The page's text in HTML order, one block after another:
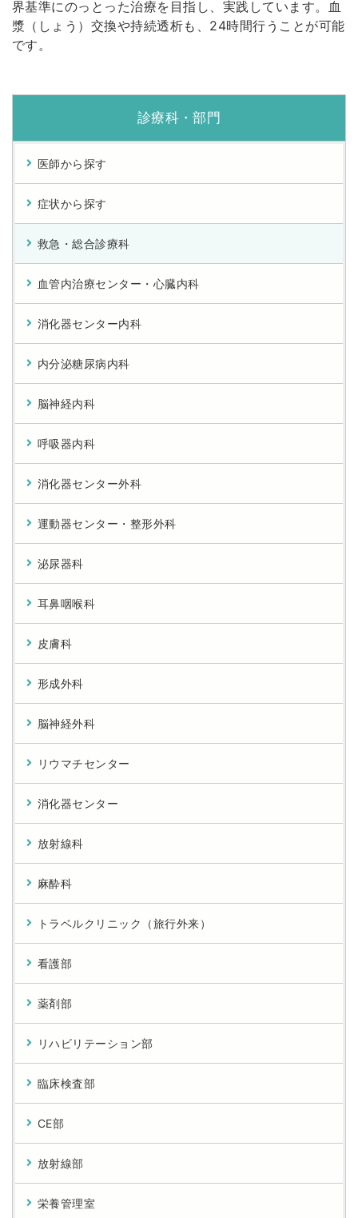
界基準にのっとった治療を目指し、実践しています。血
漿（しょう）交換や持続透析も、24時間行うことが可能
です。
診療科・部門
医師から探す
症状から探す
救急・総合診療科
血管内治療センター・心臓内科
消化器センター内科
内分泌糖尿病内科
脳神経内科
呼吸器内科
消化器センター外科
運動器センター・整形外科
泌尿器科
耳鼻咽喉科
皮膚科
形成外科
脳神経外科
リウマチセンター
消化器センター
放射線科
麻酔科
トラベルクリニック（旅行外来）
看護部
薬剤部
リハビリテーション部
臨床検査部
CE部
放射線部
栄養管理室